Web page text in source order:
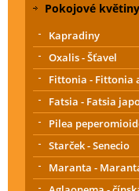
Pokojové květiny
Kapradiny
Oxalis - Šťavel
Fittonia - Fittonia
Fatsia - Fatsia
Pilea
Starček - Senecio
Maranta -